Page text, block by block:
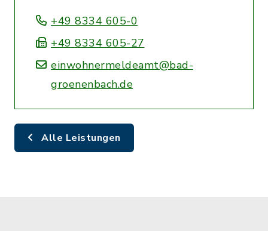
+49 8334 605-0
+49 8334 605-27
einwohnermeldeamt@bad-
groenenbach.de
Alle Leistungen